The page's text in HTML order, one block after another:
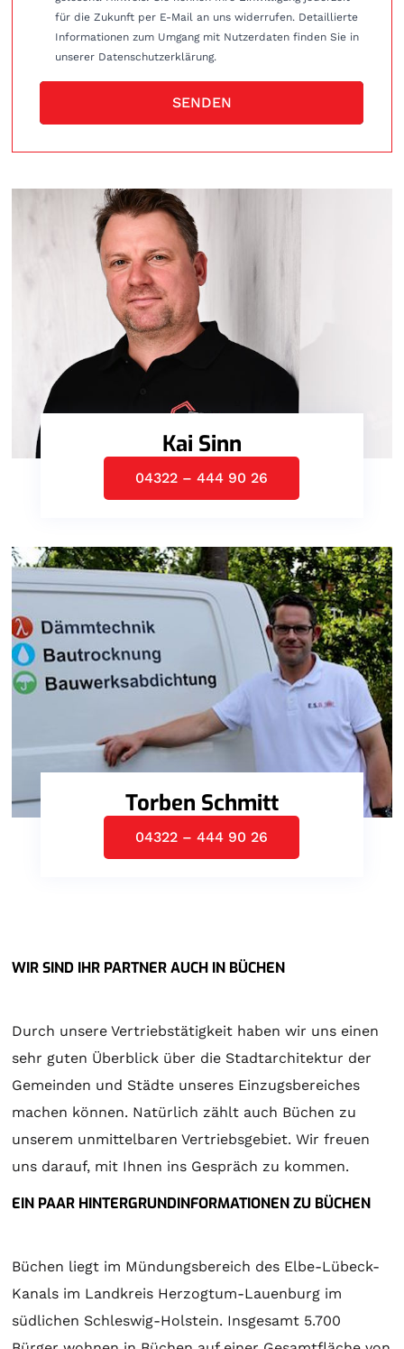
für die Zukunft per E-Mail an uns widerrufen. Detaillierte
Informationen zum Umgang mit Nutzerdaten finden Sie in
unserer Datenschutzerklärung.
SENDEN
Kai Sinn
04322 – 444 90 26
Torben Schmitt
04322 – 444 90 26
WIR SIND IHR PARTNER AUCH IN BÜCHEN
Durch unsere Vertriebstätigkeit haben wir uns einen
sehr guten Überblick über die Stadtarchitektur der
Gemeinden und Städte unseres Einzugsbereiches
machen können. Natürlich zählt auch Büchen zu
unserem unmittelbaren Vertriebsgebiet. Wir freuen
uns darauf, mit Ihnen ins Gespräch zu kommen.
EIN PAAR HINTERGRUNDINFORMATIONEN ZU BÜCHEN
Büchen liegt im Mündungsbereich des Elbe-Lübeck-
Kanals im Landkreis Herzogtum-Lauenburg im
südlichen Schleswig-Holstein. Insgesamt 5.700